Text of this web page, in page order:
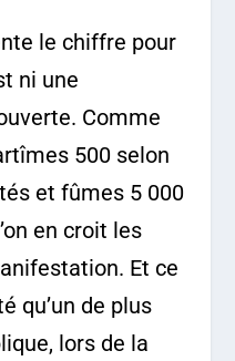
le chiffre pour
ni une
Comme
500 selon
et fûmes 5 000
en croit les
Et ce
qu’un de plus
lors de la